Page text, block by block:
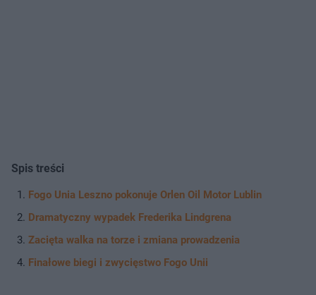
Spis treści
Fogo Unia Leszno pokonuje Orlen Oil Motor Lublin
Dramatyczny wypadek Frederika Lindgrena
Zacięta walka na torze i zmiana prowadzenia
Finałowe biegi i zwycięstwo Fogo Unii